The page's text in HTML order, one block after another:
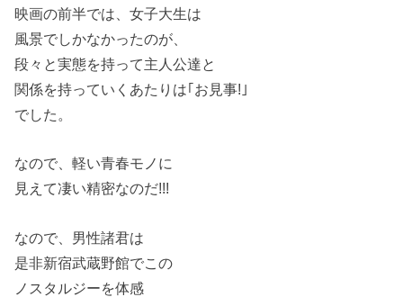
映画の前半では、女子大生は
風景でしかなかったのが、
段々と実態を持って主人公達と
関係を持っていくあたりは｢お見事!｣
でした。
なので、軽い青春モノに
見えて凄い精密なのだ!!!
なので、男性諸君は
是非新宿武蔵野館でこの
ノスタルジーを体感